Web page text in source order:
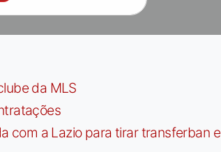
da MLS
com a Lazio para tirar transferban e